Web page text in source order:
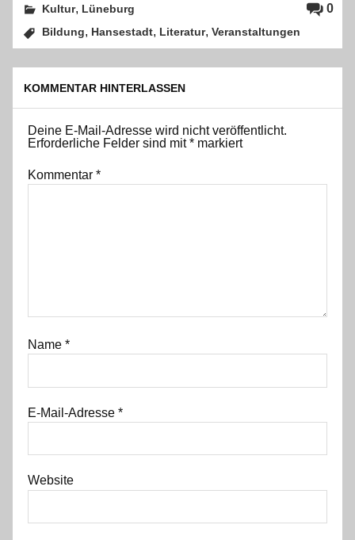
0
Kultur, Lüneburg
Bildung, Hansestadt, Literatur,Veranstaltungen
KOMMENTAR HINTERLASSEN
Deine E-Mail-Adresse wird nicht veröffentlicht.
Erforderliche Felder sind mit* markiert
Kommentar*
Name*
E-Mail-Adresse*
Website